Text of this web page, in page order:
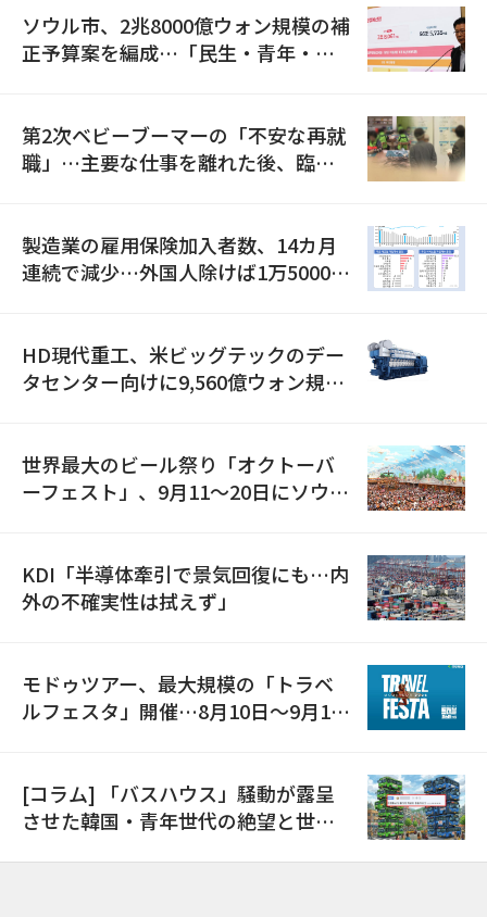
ソウル市、2兆8000億ウォン規模の補
正予算案を編成…「民生・青年・安
第2次ベビーブーマーの「不安な再就
職」…主要な仕事を離れた後、臨時
製造業の雇用保険加入者数、14カ月
連続で減少…外国人除けば1万5000人
HD現代重工、米ビッグテックのデー
タセンター向けに9,560億ウォン規模
世界最大のビール祭り「オクトーバ
ーフェスト」、9月11〜20日にソウル
KDI「半導体牽引で景気回復にも…内
外の不確実性は拭えず」
モドゥツアー、最大規模の「トラベ
ルフェスタ」開催…8月10日～9月11
[コラム] 「バスハウス」騒動が露呈
させた韓国・青年世代の絶望と世代